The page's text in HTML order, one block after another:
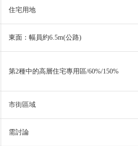
住宅用地
東面：幅員約6.5m(公路)
第2種中的高層住宅專用區/60%/150%
市街區域
需討論